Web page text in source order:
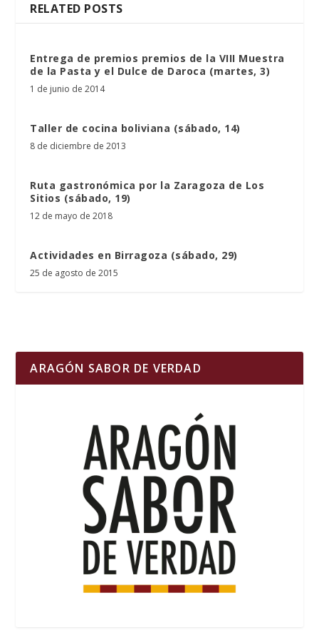
RELATED POSTS
Entrega de premios premios de la VIII Muestra
de la Pasta y el Dulce de Daroca (martes, 3)
1 de junio de 2014
Taller de cocina boliviana (sábado, 14)
8 de diciembre de 2013
Ruta gastronómica por la Zaragoza de Los
Sitios (sábado, 19)
12 de mayo de 2018
Actividades en Birragoza (sábado, 29)
25 de agosto de 2015
ARAGÓN SABOR DE VERDAD